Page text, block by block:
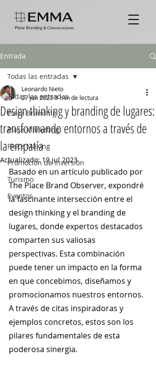
Entrada
Todas las entradas
Place Branding
Place Marketing
Place Making
Promoción de Inversión
Turismo
Eventos
Todas las entradas
Design thinking y branding de lugares:
transformando entornos a través de
la empatía
Leonardo Nieto
27 jun 20233 min de lectura
Actualizado:19 jul 2023
Basado en un artículo publicado por
The Place Brand Observer, expondré
la fascinante intersección entre el
design thinking y el branding de
lugares, donde expertos destacados
comparten sus valiosas
perspectivas. Esta combinación
puede tener un impacto en la forma
en que concebimos, diseñamos y
promocionamos nuestros entornos.
A través de citas inspiradoras y
ejemplos concretos, estos son los
pilares fundamentales de esta
poderosa sinergia.